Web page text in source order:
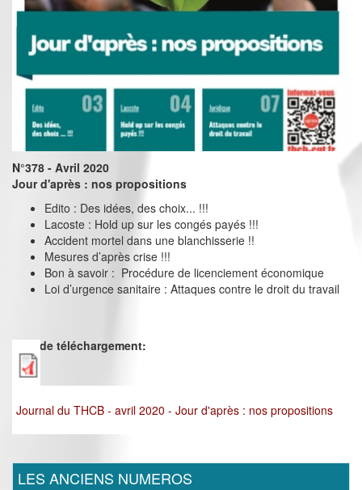
N°378 - Avril 2020
Jour d'après : nos propositions
Edito : Des idées, des choix... !!!
Lacoste : Hold up sur les congés payés !!!
Accident mortel dans une blanchisserie !!
Mesures d’après crise !!!
Bon à savoir : Procédure de licenciement économique
Loi d’urgence sanitaire : Attaques contre le droit du travail
Lien de téléchargement:
Journal du THCB - avril 2020 - Jour d'après : nos propositions
LES ANCIENS NUMEROS